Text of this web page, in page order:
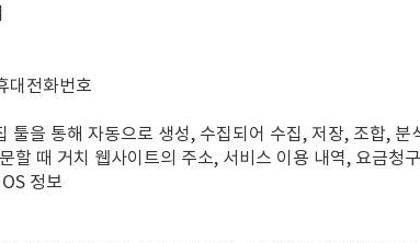
대전화번호
을 통해 자동으로 생성, 수집되어 수집, 저장, 조합, 분
할 때 거치 웹사이트의 주소, 서비스 이용 내역, 요금청
정보